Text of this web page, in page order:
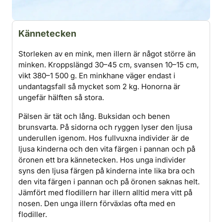
Kännetecken
Storleken av en mink, men illern är något större än
minken. Kroppslängd 30–45 cm, svansen 10–15 cm,
vikt 380–1 500 g. En minkhane väger endast i
undantagsfall så mycket som 2 kg. Honorna är
ungefär hälften så stora.
Pälsen är tät och lång. Buksidan och benen
brunsvarta. På sidorna och ryggen lyser den ljusa
underullen igenom. Hos fullvuxna individer är de
ljusa kinderna och den vita färgen i pannan och på
öronen ett bra kännetecken. Hos unga individer
syns den ljusa färgen på kinderna inte lika bra och
den vita färgen i pannan och på öronen saknas helt.
Jämfört med flodillern har illern alltid mera vitt på
nosen. Den unga illern förväxlas ofta med en
flodiller.